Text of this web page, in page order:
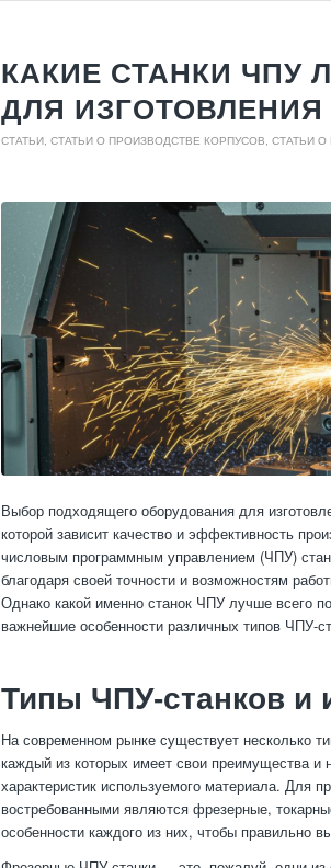
КАКИЕ СТАНКИ ЧПУ
ДЛЯ
СТАТЬИ СТАТЬИ О ПРОИЗВОДСТВЕ КОРПУСОВ СТАТЬИ О
Выбор подходящего оборудования для
которой зависит качество и эффективность
числовым программным управлением (ЧПУ)
благодаря своей точности и возможностям
Однако какой именно станок ЧПУ лучше всего
важнейшие особенности различных типов ЧПУ-
Типы ЧПУ-станков и
На современном рынке существует несколько
каждый из которых имеет свои преимущества и
характеристик используемого материала. Для
востребованными являются фрезерные,
особенности каждого из них, чтобы правильно